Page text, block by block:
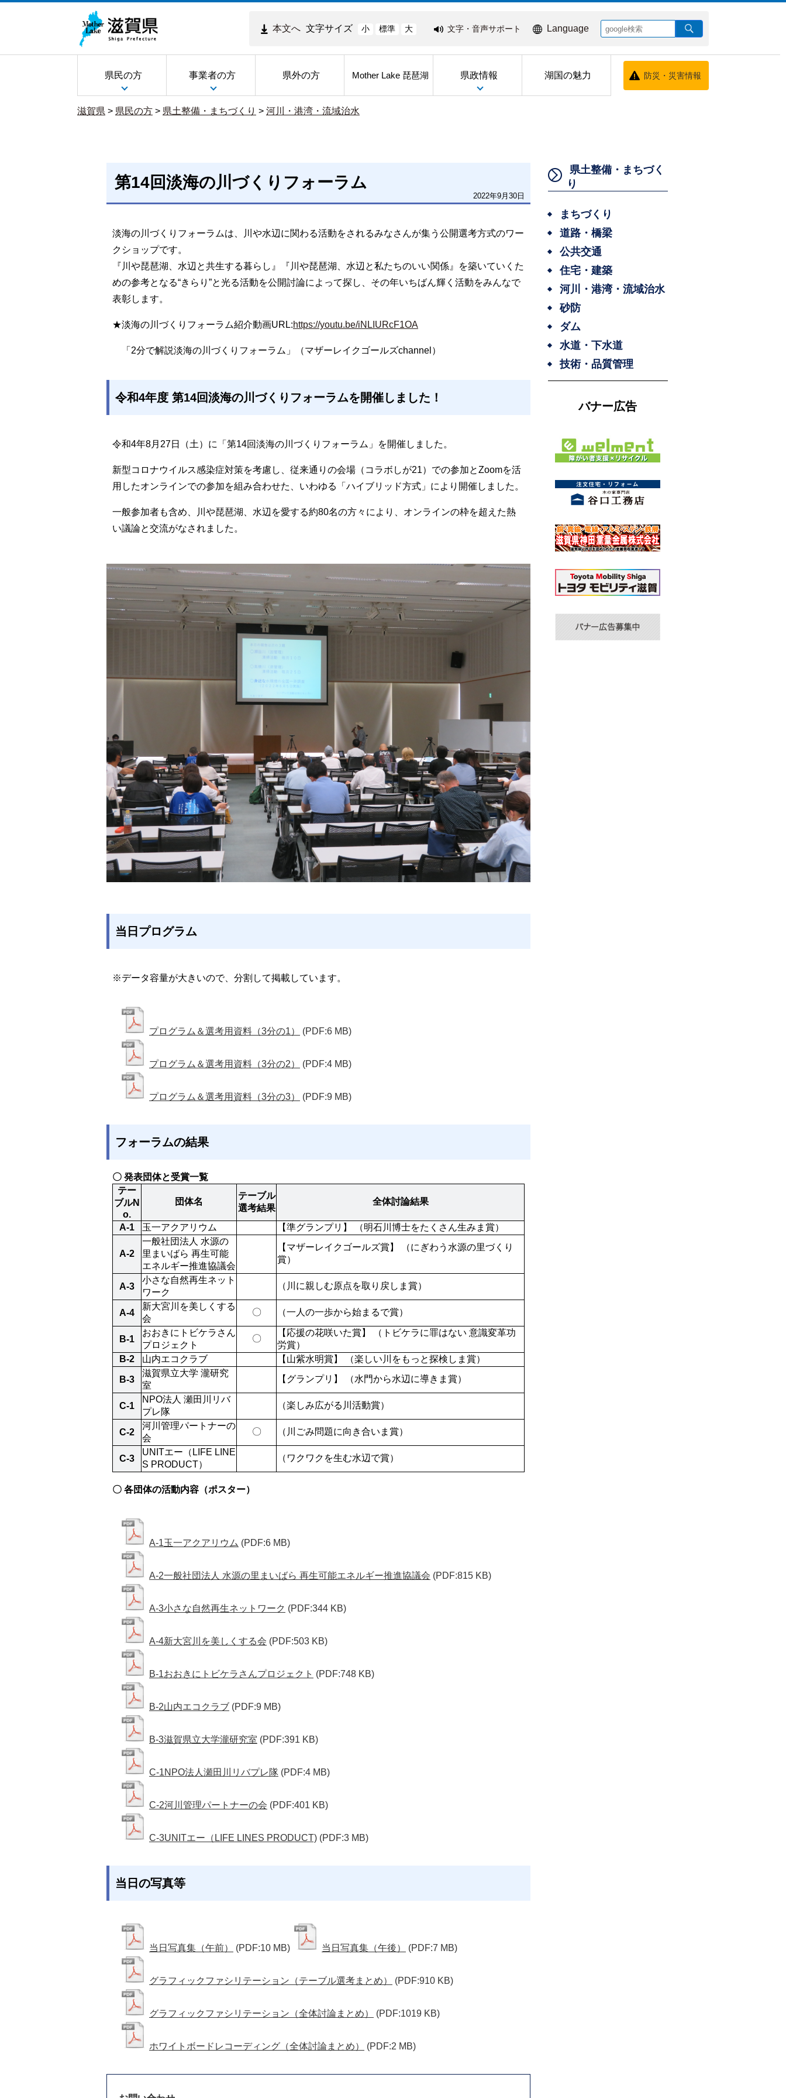
本文へ 文字サイズ 小 標準 大 文字・音声サポート Language
県民の方 事業者の方 県外の方 Mother Lake 琵琶湖 県政情報 湖国の魅力 防災・災害情報
滋賀県 > 県民の方 > 県土整備・まちづくり > 河川・港湾・流域治水
第14回淡海の川づくりフォーラム
2022年9月30日
淡海の川づくりフォーラムは、川や水辺に関わる活動をされるみなさんが集う公開選考方式のワー
クショップです。
『川や琵琶湖、水辺と共生する暮らし』『川や琵琶湖、水辺と私たちのいい関係』を築いていくた
めの参考となる“きらり”と光る活動を公開討論によって探し、その年いちばん輝く活動をみんなで
表彰します。
★淡海の川づくりフォーラム紹介動画URL:https://youtu.be/iNLIURcF1OA
「2分で解説淡海の川づくりフォーラム」（マザーレイクゴールズchannel）
令和4年度 第14回淡海の川づくりフォーラムを開催しました！
令和4年8月27日（土）に「第14回淡海の川づくりフォーラム」を開催しました。
新型コロナウイルス感染症対策を考慮し、従来通りの会場（コラボしが21）での参加とZoomを活
用したオンラインでの参加を組み合わせた、いわゆる「ハイブリッド方式」により開催しました。
一般参加者も含め、川や琵琶湖、水辺を愛する約80名の方々により、オンラインの枠を超えた熱
い議論と交流がなされました。
当日プログラム
※データ容量が大きいので、分割して掲載しています。
プログラム＆選考用資料（3分の1） (PDF:6 MB)
プログラム＆選考用資料（3分の2） (PDF:4 MB)
プログラム＆選考用資料（3分の3） (PDF:9 MB)
フォーラムの結果
〇 発表団体と受賞一覧
テー
ブルN
o.
団体名
テーブル
選考結果
全体討論結果
A-1 玉一アクアリウム 【準グランプリ】 （明石川博士をたくさん生みま賞）
A-2
一般社団法人 水源の
里まいばら 再生可能
エネルギー推進協議会
【マザーレイクゴールズ賞】 （にぎわう水源の里づくり
賞）
A-3
小さな自然再生ネット
ワーク
（川に親しむ原点を取り戻しま賞）
A-4
新大宮川を美しくする
会
〇 （一人の一歩から始まるで賞）
B-1
おおきにトビケラさん
プロジェクト
〇
【応援の花咲いた賞】 （トビケラに罪はない 意識変革功
労賞）
B-2
山内エコクラブ 【山紫水明賞】 （楽しい川をもっと探検しま賞）
B-3
滋賀県立大学 瀧研究
室
【グランプリ】 （水門から水辺に導きま賞）
C-1
NPO法人 瀬田川リバ
プレ隊
（楽しみ広がる川活動賞）
C-2
河川管理パートナーの
会
〇 （川ごみ問題に向き合いま賞）
C-3
UNITエー（LIFE LINE
S PRODUCT）
（ワクワクを生む水辺で賞）
〇 各団体の活動内容（ポスター）
A-1玉一アクアリウム (PDF:6 MB)
A-2一般社団法人 水源の里まいばら 再生可能エネルギー推進協議会 (PDF:815 KB)
A-3小さな自然再生ネットワーク (PDF:344 KB)
A-4新大宮川を美しくする会 (PDF:503 KB)
B-1おおきにトビケラさんプロジェクト (PDF:748 KB)
B-2山内エコクラブ (PDF:9 MB)
B-3滋賀県立大学瀧研究室 (PDF:391 KB)
C-1NPO法人瀬田川リバプレ隊 (PDF:4 MB)
C-2河川管理パートナーの会 (PDF:401 KB)
C-3UNITエー（LIFE LINES PRODUCT) (PDF:3 MB)
当日の写真等
当日写真集（午前） (PDF:10 MB) 当日写真集（午後） (PDF:7 MB)
グラフィックファシリテーション（テーブル選考まとめ） (PDF:910 KB)
グラフィックファシリテーション（全体討論まとめ） (PDF:1019 KB)
ホワイトボードレコーディング（全体討論まとめ） (PDF:2 MB)
県土整備・まちづく
り
まちづくり
道路・橋梁
公共交通
住宅・建築
河川・港湾・流域治水
砂防
ダム
水道・下水道
技術・品質管理
バナー広告